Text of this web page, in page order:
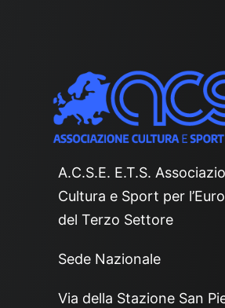
A.C.S.E. E.T.S.
Cultura e Sport per
del Terzo Settore
Sede Nazionale
Via della Stazione San